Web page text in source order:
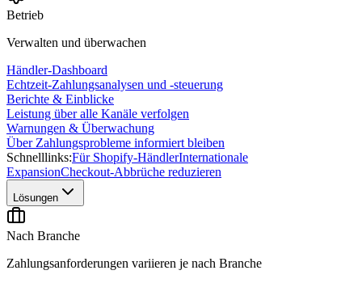
Betrieb
Verwalten und überwachen
Händler-Dashboard
Echtzeit-Zahlungsanalysen und -steuerung
Berichte & Einblicke
Leistung über alle Kanäle verfolgen
Warnungen & Überwachung
Über Zahlungsprobleme informiert bleiben
Schnelllinks:Für Shopify-HändlerInternationale
ExpansionCheckout-Abbrüche reduzieren
Lösungen
Nach Branche
Zahlungsanforderungen variieren je nach Branche